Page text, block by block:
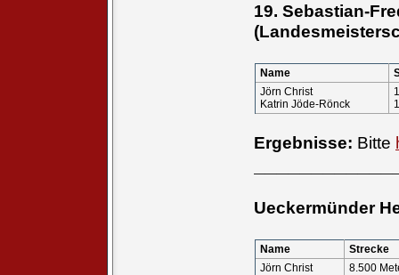
19. Sebastian-
Name
Jörn Christ
Katrin Jöde-Rönck
Ergebnisse: Bitte
Ueckermünder
Name
Strecke
Jörn Christ
8.500